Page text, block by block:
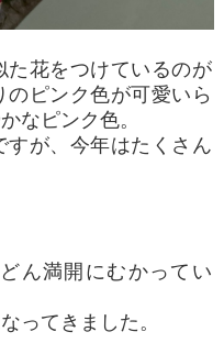
た花をつけているのが
ピンク色が可愛いら
なピンク色。
すが、今年はたくさん
ん満開にむかってい
ってきました。